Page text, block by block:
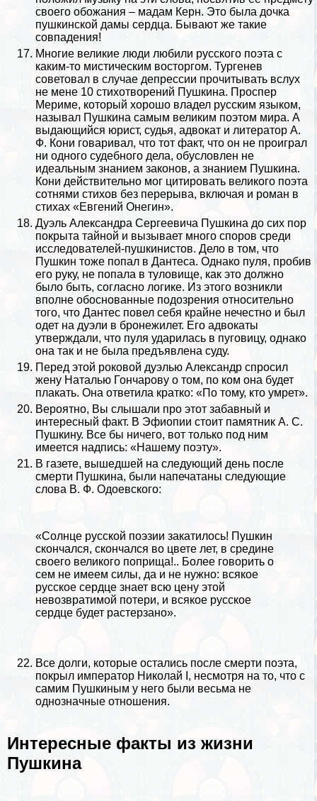
своего обожания – мадам Керн. Это была дочка
пушкинской дамы сердца. Бывают же такие
совпадения!
Многие великие люди любили русского поэта с
каким-то мистическим восторгом. Тургенев
советовал в случае депрессии прочитывать вслух
не мене 10 стихотворений Пушкина. Проспер
Мериме, который хорошо владел русским языком,
называл Пушкина самым великим поэтом мира. А
выдающийся юрист, судья, адвокат и литератор А.
Ф. Кони говаривал, что тот факт, что он не проиграл
ни одного судебного дела, обусловлен не
идеальным знанием законов, а знанием Пушкина.
Кони действительно мог цитировать великого поэта
сотнями стихов без перерыва, включая и роман в
стихах «Евгений Онегин».
Дуэль Александра Сергеевича Пушкина до сих пор
покрыта тайной и вызывает много споров среди
исследователей-пушкинистов. Дело в том, что
Пушкин тоже попал в Дантеса. Однако пуля, пробив
его руку, не попала в туловище, как это должно
было быть, согласно логике. Из этого возникли
вполне обоснованные подозрения относительно
того, что Дантес повел себя крайне нечестно и был
одет на дуэли в бронежилет. Его адвокаты
утверждали, что пуля ударилась в пуговицу, однако
она так и не была предъявлена суду.
Перед этой роковой дуэлью Александр спросил
жену Наталью Гончарову о том, по ком она будет
плакать. Она ответила кратко: «По тому, кто умрет».
Вероятно, Вы слышали про этот забавный и
интересный факт. В Эфиопии стоит памятник А. С.
Пушкину. Все бы ничего, вот только под ним
имеется надпись: «Нашему поэту».
В газете, вышедшей на следующий день после
cмepти Пушкина, были напечатаны следующие
слова В. Ф. Одоевского:
«Солнце русской поэзии закатилось! Пушкин
скончался, скончался во цвете лет, в средине
своего великого поприща!.. Более говорить о
сем не имеем силы, да и не нужно: всякое
русское сердце знает всю цену этой
невозвратимой потери, и всякое русское
сердце будет растерзано».
Все долги, которые остались после cмepти поэта,
покрыл император Николай I, несмотря на то, что с
самим Пушкиным у него были весьма не
однозначные отношения.
Интересные факты из жизни
Пушкина